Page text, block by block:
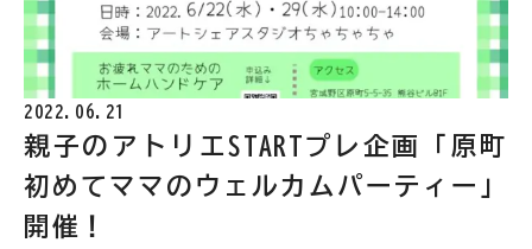
2022.06.21
親子のアトリエSTARTプレ企画「原町
初めてママのウェルカムパーティー」
開催！